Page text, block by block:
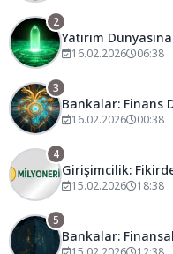
2
Yatırım
16.02.2026 06:38
3
Bankalar: Finans
ve İşleyişi
16.02.2026 00:38
4
Girişimcilik:
Haritası
15.02.2026 18:38
5
Bankalar: